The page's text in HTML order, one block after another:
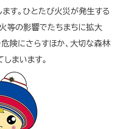
す。ひとたび火災が発生する
等の影響でたちまちに拡大
険にさらすほか、大切な森林
まいます。